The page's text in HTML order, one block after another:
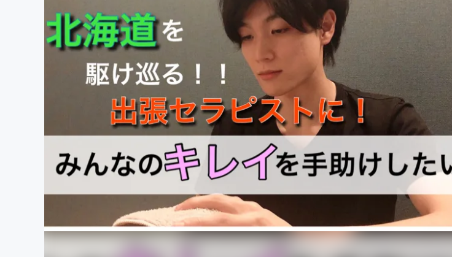
テクノロジー・ガジェット ゲーム・サービス開発
映像・映画 書籍・雑誌出版
ビジネス・起業 チャレンジ
まちづくり・地域活性化
CAMPFIREふるさと納税machi-ya